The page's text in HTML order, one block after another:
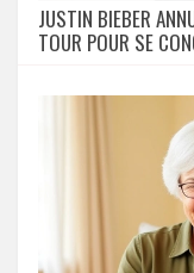
JUSTIN BIEBER
TOUR POUR SE